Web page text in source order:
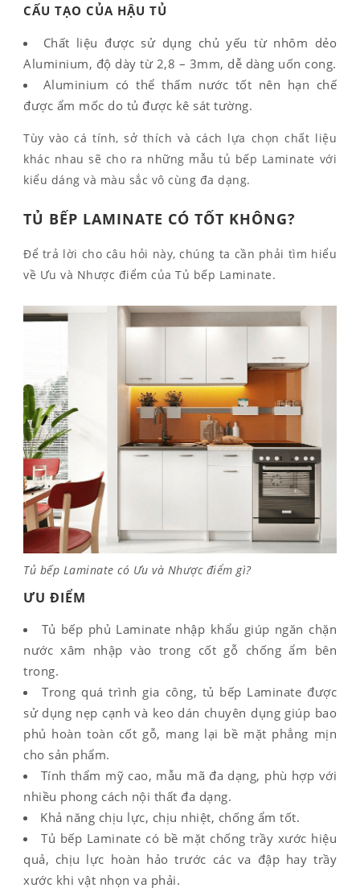
CẤU TẠO CỦA HẬU TỦ
Chất liệu được sử dụng chủ yếu từ nhôm dẻo
Aluminium, độ dày từ 2,8 – 3mm, dễ dàng uốn cong.
Aluminium có thể thấm nước tốt nên hạn chế
được ẩm mốc do tủ được kê sát tường.
Tùy vào cá tính, sở thích và cách lựa chọn chất liệu
khác nhau sẽ cho ra những mẫu tủ bếp Laminate với
kiểu dáng và màu sắc vô cùng đa dạng.
TỦ BẾP LAMINATE CÓ TỐT KHÔNG?
Để trả lời cho câu hỏi này, chúng ta cần phải tìm hiểu
về Ưu và Nhược điểm của Tủ bếp Laminate.
Tủ bếp Laminate có Ưu và Nhược điểm gì?
ƯU ĐIỂM
Tủ bếp phủ Laminate nhập khẩu giúp ngăn chặn
nước xâm nhập vào trong cốt gỗ chống ẩm bên
trong.
Trong quá trình gia công, tủ bếp Laminate được
sử dụng nẹp cạnh và keo dán chuyên dụng giúp bao
phủ hoàn toàn cốt gỗ, mang lại bề mặt phẳng mịn
cho sản phẩm.
Tính thẩm mỹ cao, mẫu mã đa dạng, phù hợp với
nhiều phong cách nội thất đa dạng.
Khả năng chịu lực, chịu nhiệt, chống ẩm tốt.
Tủ bếp Laminate có bề mặt chống trầy xước hiệu
quả, chịu lực hoàn hảo trước các va đập hay trầy
xước khi vật nhọn va phải.